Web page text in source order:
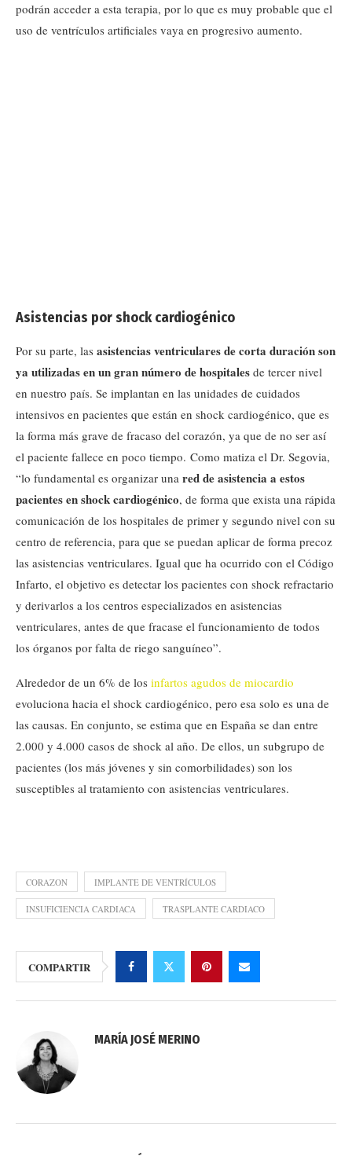
podrán acceder a esta terapia, por lo que es muy probable que el
uso de ventrículos artificiales vaya en progresivo aumento.
Asistencias por shock cardiogénico
Por su parte, las asistencias ventriculares de corta duración son
ya utilizadas en un gran número de hospitales de tercer nivel
en nuestro país. Se implantan en las unidades de cuidados
intensivos en pacientes que están en shock cardiogénico, que es
la forma más grave de fracaso del corazón, ya que de no ser así
el paciente fallece en poco tiempo. Como matiza el Dr. Segovia,
“lo fundamental es organizar una red de asistencia a estos
pacientes en shock cardiogénico, de forma que exista una rápida
comunicación de los hospitales de primer y segundo nivel con su
centro de referencia, para que se puedan aplicar de forma precoz
las asistencias ventriculares. Igual que ha ocurrido con el Código
Infarto, el objetivo es detectar los pacientes con shock refractario
y derivarlos a los centros especializados en asistencias
ventriculares, antes de que fracase el funcionamiento de todos
los órganos por falta de riego sanguíneo”.
Alrededor de un 6% de los infartos agudos de miocardio
evoluciona hacia el shock cardiogénico, pero esa solo es una de
las causas. En conjunto, se estima que en España se dan entre
2.000 y 4.000 casos de shock al año. De ellos, un subgrupo de
pacientes (los más jóvenes y sin comorbilidades) son los
susceptibles al tratamiento con asistencias ventriculares.
CORAZON IMPLANTE DE VENTRÍCULOS
INSUFICIENCIA CARDIACA TRASPLANTE CARDIACO
COMPARTIR
MARÍA JOSÉ MERINO